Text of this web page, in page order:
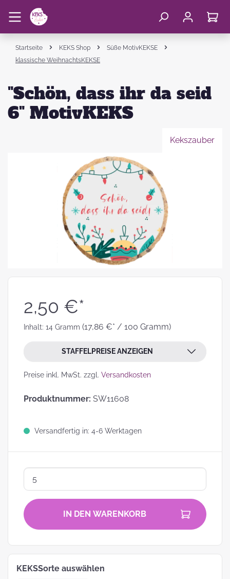
Startseite KEKS Shop
Süße MotivKEKSE
klassische WeihnachtsKEKSE
"Schön, dass ihr da seid
6" MotivKEKS
Kekszauber
2,50 €*
Inhalt: 14 Gramm (17,86 €* / 100 Gramm)
STAFFELPREISE ANZEIGEN
Preise inkl. MwSt. zzgl. Versandkosten
Produktnummer: SW11608
Versandfertig in: 4-6 Werktagen
IN DEN WARENKORB
KEKSSorte auswählen